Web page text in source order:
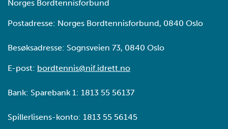
Norges Bordtennisforbund
Postadresse: Norges Bordtennisforbund, 0840 Oslo
Besøksadresse: Sognsveien 73, 0840 Oslo
E-post: bordtennis@nif.idrett.no
Bank: Sparebank 1: 1813 55 56137
Spillerlisens-konto: 1813 55 56145